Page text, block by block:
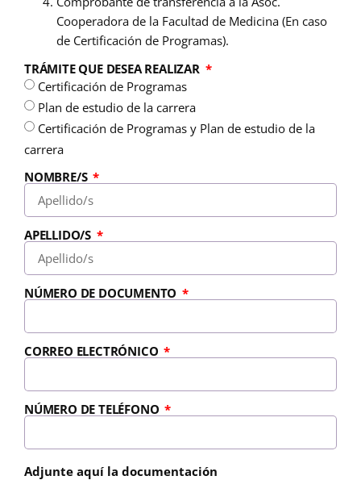
Cooperadora de la Facultad de Medicina (En caso
de Certificación de Programas).
TRÁMITE QUE DESEA REALIZAR
Certificación de Programas
Plan de estudio de la carrera
Certificación de Programas y Plan de estudio de la
carrera
NOMBRE/S
APELLIDO/S
NÚMERO DE DOCUMENTO
CORREO ELECTRÓNICO
NÚMERO DE TELÉFONO
Adjunte aquí la documentación